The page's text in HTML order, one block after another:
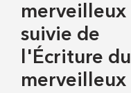
merveilleux
suivie de
l'Écriture du
merveilleux